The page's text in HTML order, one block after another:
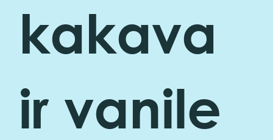
kakava
ir vanile